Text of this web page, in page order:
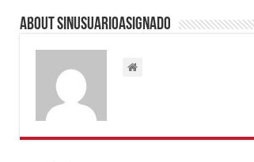
About sinusuarioasignado